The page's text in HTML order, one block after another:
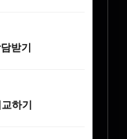
받기
하기